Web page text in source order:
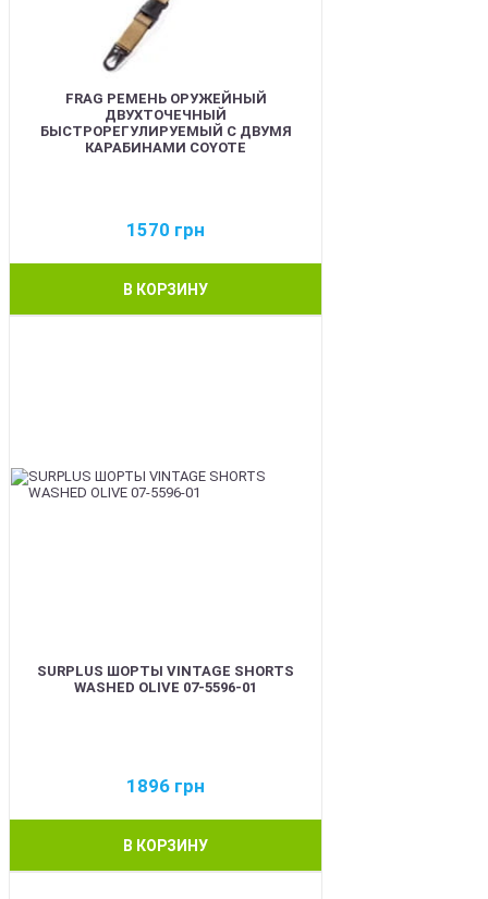
FRAG РЕМЕНЬ ОРУЖЕЙНЫЙ
ДВУХТОЧЕЧНЫЙ
БЫСТРОРЕГУЛИРУЕМЫЙ С ДВУМЯ
КАРАБИНАМИ COYOTE
1570 грн
В КОРЗИНУ
SURPLUS ШОРТЫ VINTAGE SHORTS
WASHED OLIVE 07-5596-01
1896 грн
В КОРЗИНУ